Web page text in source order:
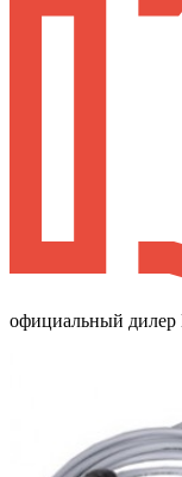
официальный дилер